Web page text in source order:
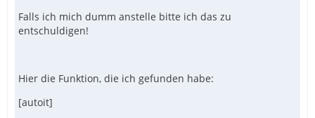
Falls ich mich dumm anstelle bitte ich das zu
entschuldigen!
Hier die Funktion, die ich gefunden habe:
[autoit]